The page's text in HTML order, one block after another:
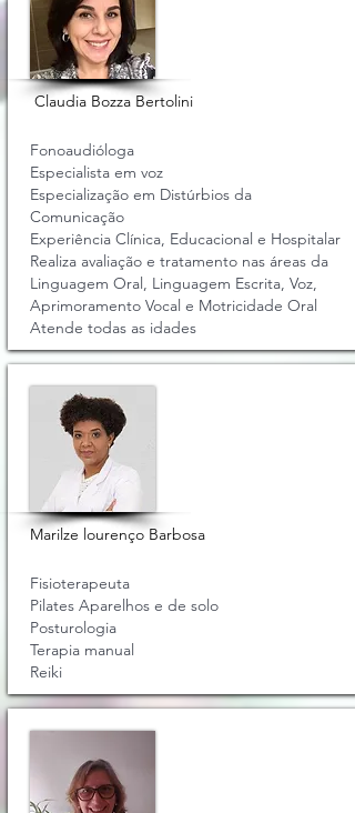
Claudia Bozza Bertolini
Fonoaudióloga
Especialista em voz
Especialização em Distúrbios da
Comunicação
Experiência Clínica, Educacional e Hospitalar
Realiza avaliação e tratamento nas áreas da
Linguagem Oral, Linguagem Escrita, Voz,
Aprimoramento Vocal e Motricidade Oral
Atende todas as idades
Marilze lourenço Barbosa
Fisioterapeuta
Pilates Aparelhos e de solo
Posturologia
Terapia manual
Reiki